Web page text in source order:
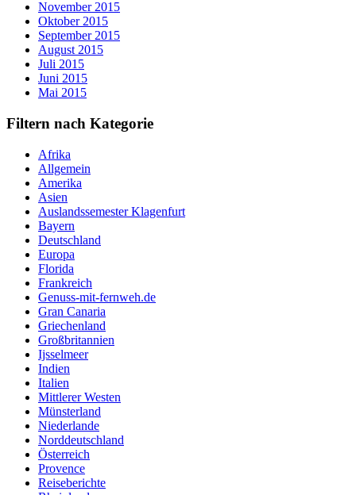
November 2015
Oktober 2015
September 2015
August 2015
Juli 2015
Juni 2015
Mai 2015
Filtern nach Kategorie
Afrika
Allgemein
Amerika
Asien
Auslandssemester Klagenfurt
Bayern
Deutschland
Europa
Florida
Frankreich
Genuss-mit-fernweh.de
Gran Canaria
Griechenland
Großbritannien
Ijsselmeer
Indien
Italien
Mittlerer Westen
Münsterland
Niederlande
Norddeutschland
Österreich
Provence
Reiseberichte